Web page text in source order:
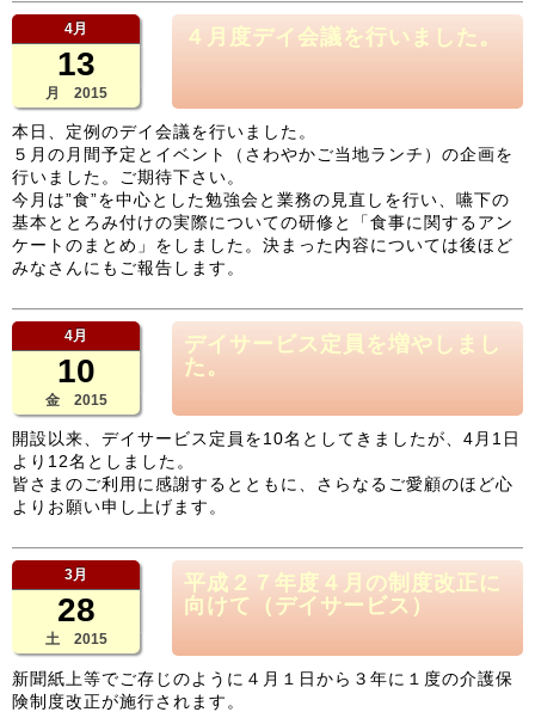
4月
13
月 2015
４月度デイ会議を行いました。
本日、定例のデイ会議を行いました。
５月の月間予定とイベント（さわやかご当地ランチ）の企画を
行いました。ご期待下さい。
今月は”食”を中心とした勉強会と業務の見直しを行い、嚥下の
基本ととろみ付けの実際についての研修と「食事に関するアン
ケートのまとめ」をしました。決まった内容については後ほど
みなさんにもご報告します。
4月
10
金 2015
デイサービス定員を増やしまし
た。
開設以来、デイサービス定員を10名としてきましたが、4月1日
より12名としました。
皆さまのご利用に感謝するとともに、さらなるご愛顧のほど心
よりお願い申し上げます。
3月
28
土 2015
平成２７年度４月の制度改正に
向けて（デイサービス）
新聞紙上等でご存じのように４月１日から３年に１度の介護保
険制度改正が施行されます。